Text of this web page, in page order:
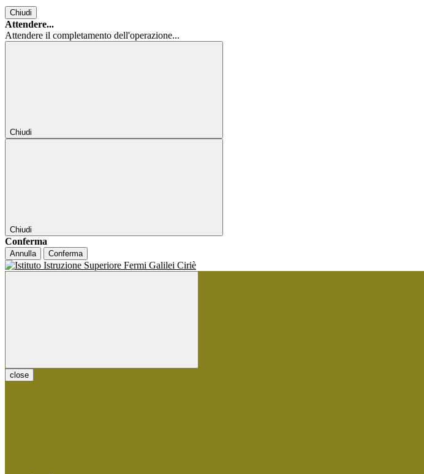
Chiudi
Attendere...
Attendere il completamento dell'operazione...
Chiudi
Chiudi
Conferma
Annulla Conferma
close